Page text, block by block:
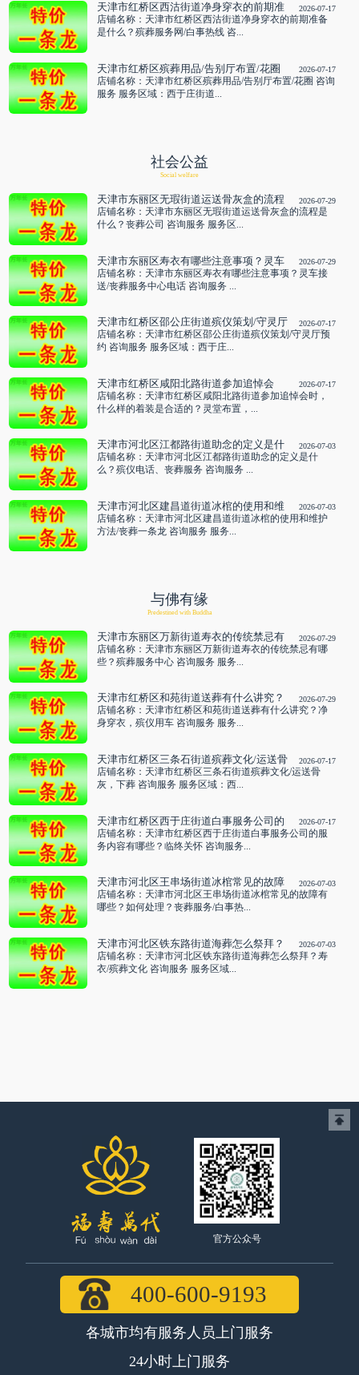
天津市红桥区西沽街道净身穿衣的前期准
备是什么？殡葬服务网/白事热线 咨询服
务
2026-07-17
店铺名称：天津市红桥区西沽街道净身穿衣的前期准备
是什么？殡葬服务网/白事热线 咨...
天津市红桥区殡葬用品/告别厅布置/花圈
咨询服务
2026-07-17
店铺名称：天津市红桥区殡葬用品/告别厅布置/花圈 咨询
服务 服务区域：西于庄街道...
社会公益
Social welfare
天津市东丽区无瑕街道运送骨灰盒的流程
是什么？丧葬公司 咨询服务
2026-07-29
店铺名称：天津市东丽区无瑕街道运送骨灰盒的流程是
什么？丧葬公司 咨询服务 服务区...
天津市东丽区寿衣有哪些注意事项？灵车
接送/丧葬服务中心电话 咨询服务
2026-07-29
店铺名称：天津市东丽区寿衣有哪些注意事项？灵车接
送/丧葬服务中心电话 咨询服务 ...
天津市红桥区邵公庄街道殡仪策划/守灵厅
预约 咨询服务
2026-07-17
店铺名称：天津市红桥区邵公庄街道殡仪策划/守灵厅预
约 咨询服务 服务区域：西于庄...
天津市红桥区咸阳北路街道参加追悼会
时，什么样的着装是合适的？灵堂布置，
设灵棚 咨询服务
2026-07-17
店铺名称：天津市红桥区咸阳北路街道参加追悼会时，
什么样的着装是合适的？灵堂布置，...
天津市河北区江都路街道助念的定义是什
么？殡仪电话、丧葬服务 咨询服务
2026-07-03
店铺名称：天津市河北区江都路街道助念的定义是什
么？殡仪电话、丧葬服务 咨询服务 ...
天津市河北区建昌道街道冰棺的使用和维
护方法/丧葬一条龙 咨询服务
2026-07-03
店铺名称：天津市河北区建昌道街道冰棺的使用和维护
方法/丧葬一条龙 咨询服务 服务...
与佛有缘
Predestined with Buddha
天津市东丽区万新街道寿衣的传统禁忌有
哪些？殡葬服务中心 咨询服务
2026-07-29
店铺名称：天津市东丽区万新街道寿衣的传统禁忌有哪
些？殡葬服务中心 咨询服务 服务...
天津市红桥区和苑街道送葬有什么讲究？
净身穿衣，殡仪用车 咨询服务
2026-07-29
店铺名称：天津市红桥区和苑街道送葬有什么讲究？净
身穿衣，殡仪用车 咨询服务 服务...
天津市红桥区三条石街道殡葬文化/运送骨
灰，下葬 咨询服务
2026-07-17
店铺名称：天津市红桥区三条石街道殡葬文化/运送骨
灰，下葬 咨询服务 服务区域：西...
天津市红桥区西于庄街道白事服务公司的
服务内容有哪些？临终关怀 咨询服务
2026-07-17
店铺名称：天津市红桥区西于庄街道白事服务公司的服
务内容有哪些？临终关怀 咨询服务...
天津市河北区王串场街道冰棺常见的故障
有哪些？如何处理？丧葬服务/白事热线
咨询服务
2026-07-03
店铺名称：天津市河北区王串场街道冰棺常见的故障有
哪些？如何处理？丧葬服务/白事热...
天津市河北区铁东路街道海葬怎么祭拜？
寿衣/殡葬文化 咨询服务
2026-07-03
店铺名称：天津市河北区铁东路街道海葬怎么祭拜？寿
衣/殡葬文化 咨询服务 服务区域...
官方公众号
400-600-9193
各城市均有服务人员上门服务
24小时上门服务